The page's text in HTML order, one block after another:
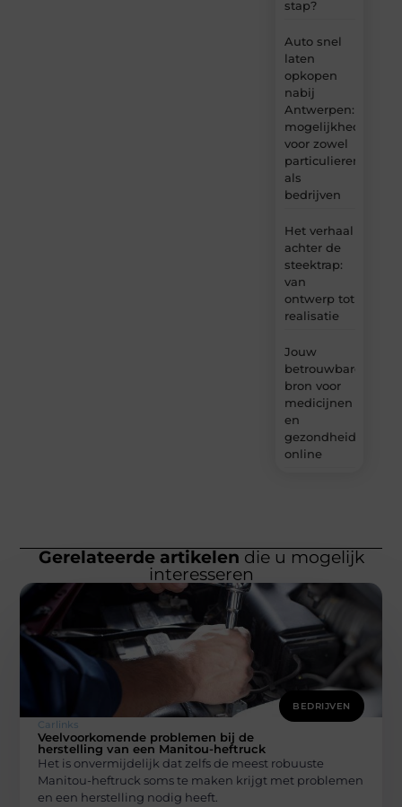
stap?
Auto snel
laten
opkopen
nabij
Antwerpen:
mogelijkheden
voor zowel
particulieren
als
bedrijven
Het verhaal
achter de
steektrap:
van
ontwerp tot
realisatie
Jouw
betrouwbare
bron voor
medicijnen
en
online
Gerelateerde artikelen die u mogelijk
interesseren
BEDRIJVEN
Carlinks
Veelvoorkomende problemen bij de
herstelling van een Manitou-heftruck
Het is onvermijdelijk dat zelfs de meest robuuste
Manitou-heftruck soms te maken krijgt met problemen
en een herstelling nodig heeft.